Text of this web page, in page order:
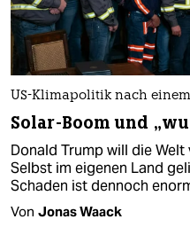
US-Klimapolitik nach
Solar-Boom und
Donald Trump will die
Selbst im eigenen Land
Schaden ist dennoch
Von Jonas Waack